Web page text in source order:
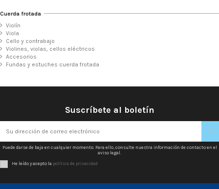
Cuerda frotada
Violín
Viola
Cello y contrabajo
Violines, violas, cellos eléctricos
Accesorios
Fundas y estuches cuerda frotada
Suscríbete al boletín
Puede darse de baja en cualquier momento. Para ello, consulte nuestra información de contacto en el
aviso legal.
He leído y acepto la política de privacidad